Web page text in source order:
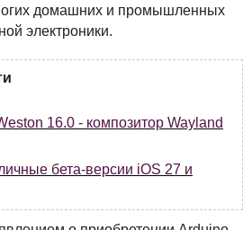
домашних и промышленных
электроники.
16.0 - композитор Wayland
бета-версии iOS 27 и